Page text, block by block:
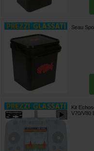
Seau
Kit
V70/V80